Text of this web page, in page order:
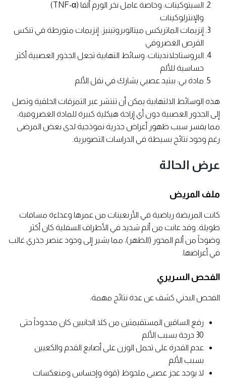
السيتوكينات: وخاصة عامل نخر الورم ألفا (TNF-α)
والإنترلوكينات
إنزيمات الماتريكس ميتالوبروتينيز: إنزيمات متورطة في تنكس
القرص الغضروفي
البروستاجلاندينات: وسائط التهابية تجعل الجذور العصبية أكثر
حساسية للألم
مادة بي: ببتيد عصبي يشارك في نقل الألم
هذه الوسائط الالتهابية يمكن أن تنتشر عبر التمزقات الحلقية وتصل
إلى الجذور العصبية دون أي إزاحة هيكلية كبيرة للمادة الغضروفية،
مما يفسر سبب ظهور أعراض جذرية نموذجية لدى بعض المرضى
رغم وجود نتائج بسيطة في الدراسات التصويرية.
عرض الحالة
ملف المريض
كانت المريضة رياضية في الأربعينات من عمرها وعداءة مسافات
طويلة. وقد عانت من ألم شديد في الأطراف السفلية كان أكثر
وضوحاً من ألم المحور (الظهر)، مما يشير إلى وجود عنصر جذري غالب
في أعراضها.
الفحص السريري
الفحص البدني كشف عن عدة نتائج مهمة:
رفع الساقين المستقيمتين من كلا الجانبين كان محدوداً حتى
30 درجة بسبب الألم
عدم القدرة على تحمل الوزن على أصابع القدم والكعبين
بسبب الألم
لا يوجد عجز عصبي ملحوظ (قوة وإحساس ومنعكسات